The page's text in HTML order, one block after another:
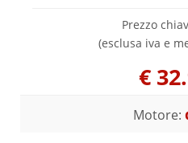
Prezzo
(esclusa iva e
€
Motore: